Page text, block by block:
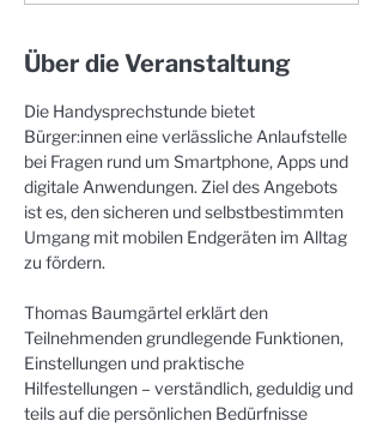
Über die Veranstaltung
Die Handysprechstunde bietet
Bürger:innen eine verlässliche Anlaufstelle
bei Fragen rund um Smartphone, Apps und
digitale Anwendungen. Ziel des Angebots
ist es, den sicheren und selbstbestimmten
Umgang mit mobilen Endgeräten im Alltag
zu fördern.
Thomas Baumgärtel erklärt den
Teilnehmenden grundlegende Funktionen,
Einstellungen und praktische
Hilfestellungen – verständlich, geduldig und
teils auf die persönlichen Bedürfnisse